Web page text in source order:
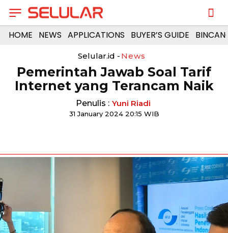
HOME NEWS APPLICATIONS BUYER’S GUIDE
Selular.id - News
Pemerintah Jawab Soal Tarif
Internet yang Terancam Naik
Penulis : Yuni Riadi
31 January 2024 20:15 WIB